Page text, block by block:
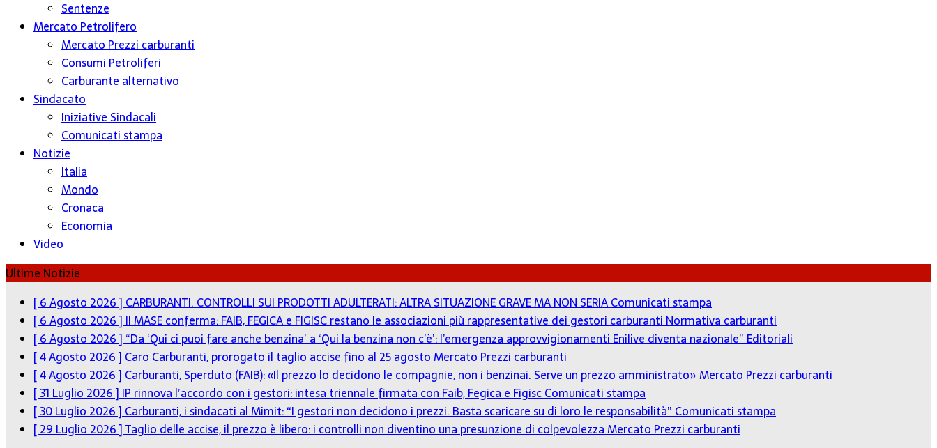
Sentenze
Mercato Petrolifero
Mercato Prezzi carburanti
Consumi Petroliferi
Carburante alternativo
Sindacato
Iniziative Sindacali
Comunicati stampa
Notizie
Italia
Mondo
Cronaca
Economia
Video
Ultime Notizie
[ 6 Agosto 2026 ] CARBURANTI. CONTROLLI SUI PRODOTTI ADULTERATI: ALTRA SITUAZIONE GRAVE MA NON SERIAComunicati stampa
[ 6 Agosto 2026 ] Il MASE conferma: FAIB, FEGICA e FIGISC restano le associazioni più rappresentative dei gestori carburanti Normativa carburanti
[ 6 Agosto 2026 ] “Da ‘Qui ci puoi fare anche benzina’ a ‘Qui la benzina non c’è’: l’emergenza approvvigionamenti Enilive diventa nazionale” Editoriali
[ 4 Agosto 2026 ] Caro Carburanti, prorogato il taglio accise fino al 25 agostoMercato Prezzi carburanti
[ 4 Agosto 2026 ] Carburanti, Sperduto (FAIB): «Il prezzo lo decidono le compagnie, non i benzinai. Serve un prezzo amministrato»Mercato Prezzi carburanti
[ 31 Luglio 2026 ] IP rinnova l’accordo con i gestori: intesa triennale firmata con Faib, Fegica e FigiscComunicati stampa
[ 30 Luglio 2026 ] Carburanti, i sindacati al Mimit: “I gestori non decidono i prezzi. Basta scaricare su di loro le responsabilità” Comunicati stampa
[ 29 Luglio 2026 ]Taglio delle accise, il prezzo è libero: i controlli non diventino una presunzione di colpevolezzaMercato Prezzi carburanti